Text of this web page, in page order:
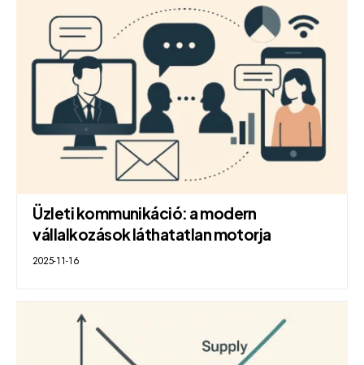
Üzleti kommunikáció: a modern
vállalkozások láthatatlan motorja
2025-11-16